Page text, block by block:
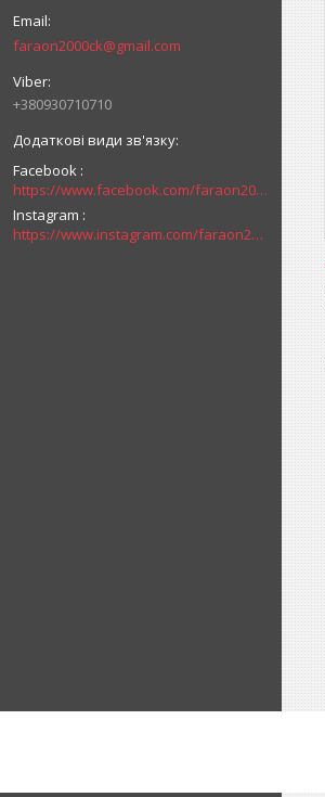
faraon2000ck@gmail.com
+380930710710
Facebook
https://www.facebook.com/faraon2000ck/
Instagram
https://www.instagram.com/faraon2000com/